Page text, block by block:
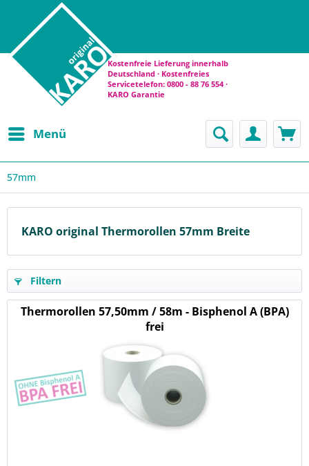
Kostenfreie Lieferung innerhalb
Deutschland · Kostenfreies
Servicetelefon: 0800 - 88 76 554 ·
KARO Garantie
Menü
57mm
KARO original Thermorollen 57mm Breite
Filtern
Thermorollen 57,50mm / 58m - Bisphenol A (BPA)
frei